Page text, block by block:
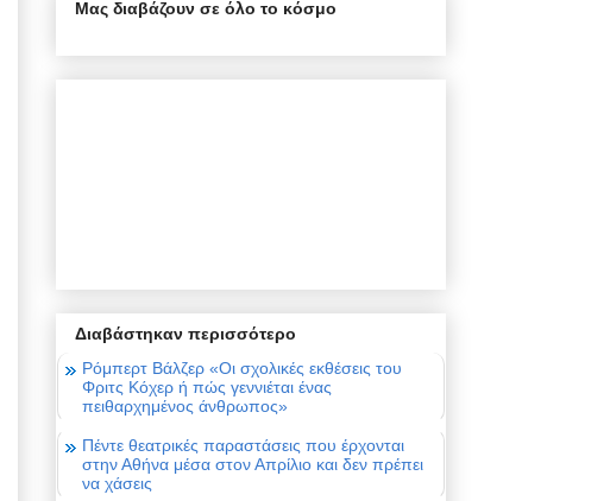
Μας διαβάζουν σε όλο το κόσμο
Διαβάστηκαν περισσότερο
Ρόμπερτ Βάλζερ «Οι σχολικές εκθέσεις του
Φριτς Κόχερ ή πώς γεννιέται ένας
πειθαρχημένος άνθρωπος»
Πέντε θεατρικές παραστάσεις που έρχονται
στην Αθήνα μέσα στον Απρίλιο και δεν πρέπει
να χάσεις